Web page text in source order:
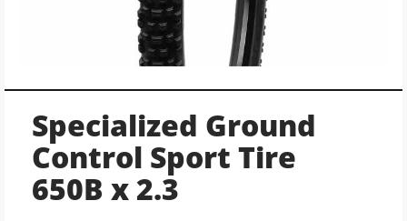
Specialized Ground
Control Sport Tire
650B x 2.3